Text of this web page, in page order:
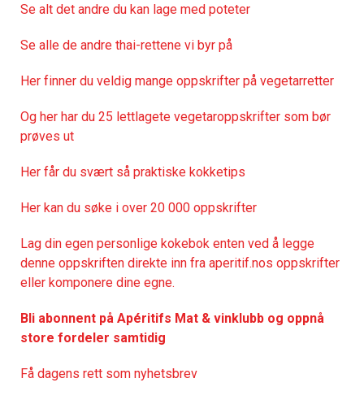
Se alt det andre du kan lage med poteter
Se alle de andre thai-rettene vi byr på
Her finner du veldig mange oppskrifter på vegetarretter
Og her har du 25 lettlagete vegetaroppskrifter som bør
prøves ut
Her får du svært så praktiske kokketips
Her kan du søke i over 20 000 oppskrifter
Lag din egen personlige kokebok enten ved å legge
denne oppskriften direkte inn fra aperitif.nos oppskrifter
eller komponere dine egne.
Bli abonnent på Apéritifs Mat & vinklubb og oppnå
store fordeler samtidig
Få dagens rett som nyhetsbrev